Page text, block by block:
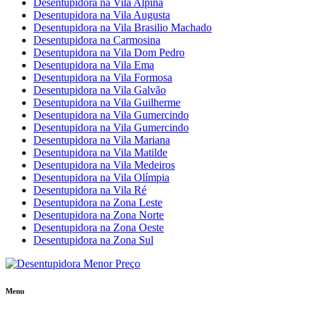
Desentupidora na Vila Augusta
Desentupidora na Vila Brasilio Machado
Desentupidora na Carmosina
Desentupidora na Vila Dom Pedro
Desentupidora na Vila Ema
Desentupidora na Vila Formosa
Desentupidora na Vila Galvão
Desentupidora na Vila Guilherme
Desentupidora na Vila Gumercindo
Desentupidora na Vila Gumercindo
Desentupidora na Vila Mariana
Desentupidora na Vila Matilde
Desentupidora na Vila Medeiros
Desentupidora na Vila Olímpia
Desentupidora na Vila Ré
Desentupidora na Zona Leste
Desentupidora na Zona Norte
Desentupidora na Zona Oeste
Desentupidora na Zona Sul
Menu